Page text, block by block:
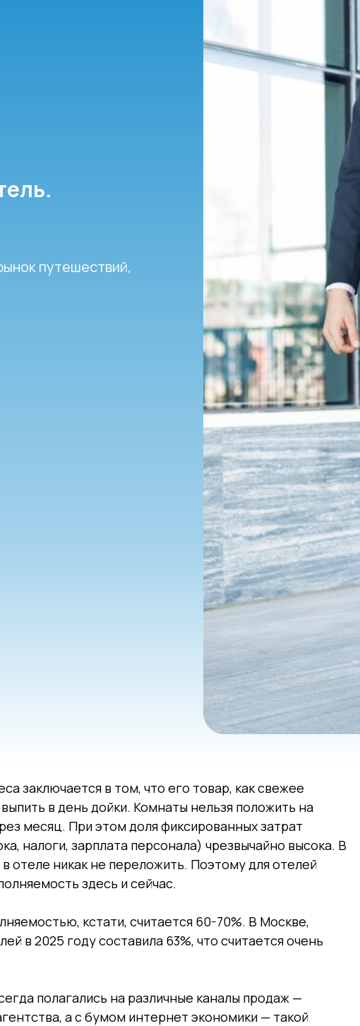
путешествий,
заключается в том, что его товар, как свежее
в день дойки. Комнаты нельзя положить на
месяц. При этом доля фиксированных затрат
налоги, зарплата персонала) чрезвычайно высока. В
отеле никак не переложить. Поэтому для отелей
здесь и сейчас.
кстати, считается 60-70%. В Москве,
в 2025 году составила 63%, что считается очень
полагались на различные каналы продаж —
а с бумом интернет экономики — такой